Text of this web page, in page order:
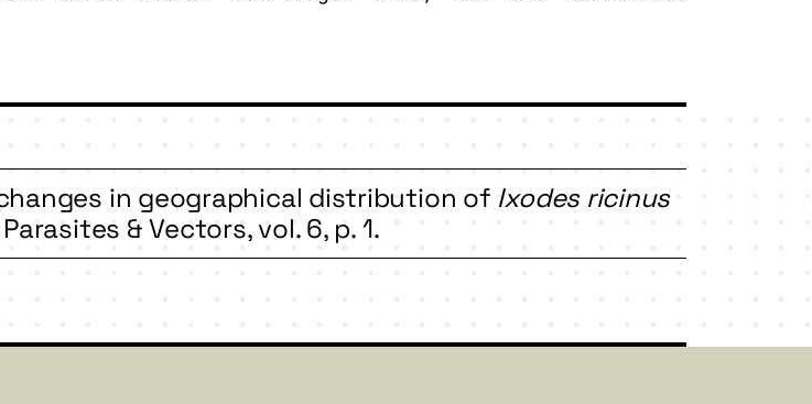
in geographical distribution of Ixodes ricinus
& Vectors, vol. 6, p. 1.